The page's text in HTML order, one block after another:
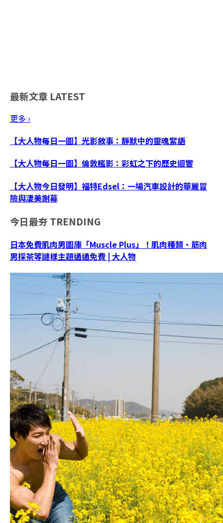
最新文章 LATEST
更多 ›
【大人物每日一圖】光影敘事：靜默中的靈魂絮語
【大人物每日一圖】倫敦艦影：彩虹之下的歷史迴響
【大人物今日發明】福特Edsel：一場汽車設計的華麗冒
險與淒美謝幕
今日最夯 TRENDING
日本免費肌肉男圖庫「Muscle Plus」！肌肉種類、筋肉
男採茶等謎樣主題通通免費 | 大人物